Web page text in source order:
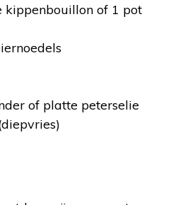
of 1 pot
of platte peterselie